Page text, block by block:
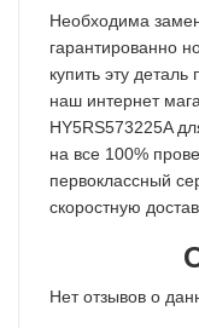
Необходима
гарантированно
купить эту
наш интернет
HY5RS573225A
на все 100%
первоклассный
скоростную
Нет отзывов о